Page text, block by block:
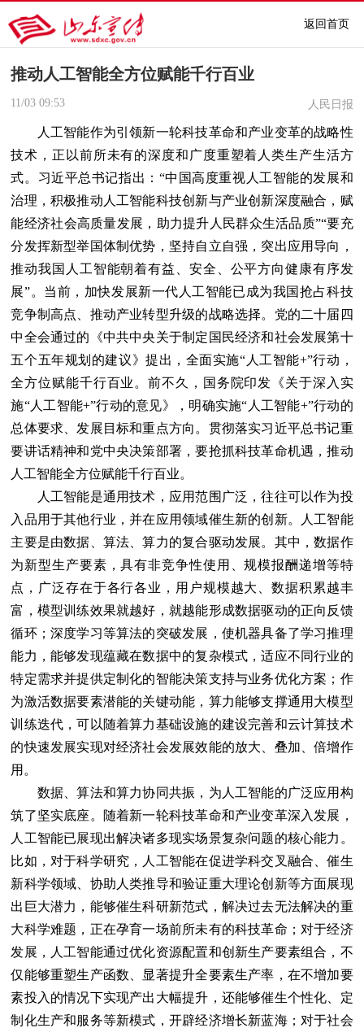
返回首页
推动人工智能全方位赋能千行百业
11/03 09:53 人民日报
人工智能作为引领新一轮科技革命和产业变革的战略性
技术，正以前所未有的深度和广度重塑着人类生产生活方
式。习近平总书记指出：“中国高度重视人工智能的发展和
治理，积极推动人工智能科技创新与产业创新深度融合，赋
能经济社会高质量发展，助力提升人民群众生活品质”“要充
分发挥新型举国体制优势，坚持自立自强，突出应用导向，
推动我国人工智能朝着有益、安全、公平方向健康有序发
展”。当前，加快发展新一代人工智能已成为我国抢占科技
竞争制高点、推动产业转型升级的战略选择。党的二十届四
中全会通过的《中共中央关于制定国民经济和社会发展第十
五个五年规划的建议》提出，全面实施“人工智能+”行动，
全方位赋能千行百业。前不久，国务院印发《关于深入实
施“人工智能+”行动的意见》，明确实施“人工智能+”行动的
总体要求、发展目标和重点方向。贯彻落实习近平总书记重
要讲话精神和党中央决策部署，要抢抓科技革命机遇，推动
人工智能全方位赋能千行百业。
人工智能是通用技术，应用范围广泛，往往可以作为投
入品用于其他行业，并在应用领域催生新的创新。人工智能
主要是由数据、算法、算力的复合驱动发展。其中，数据作
为新型生产要素，具有非竞争性使用、规模报酬递增等特
点，广泛存在于各行各业，用户规模越大、数据积累越丰
富，模型训练效果就越好，就越能形成数据驱动的正向反馈
循环；深度学习等算法的突破发展，使机器具备了学习推理
能力，能够发现蕴藏在数据中的复杂模式，适应不同行业的
特定需求并提供定制化的智能决策支持与业务优化方案；作
为激活数据要素潜能的关键动能，算力能够支撑通用大模型
训练迭代，可以随着算力基础设施的建设完善和云计算技术
的快速发展实现对经济社会发展效能的放大、叠加、倍增作
用。
数据、算法和算力协同共振，为人工智能的广泛应用构
筑了坚实底座。随着新一轮科技革命和产业变革深入发展，
人工智能已展现出解决诸多现实场景复杂问题的核心能力。
比如，对于科学研究，人工智能在促进学科交叉融合、催生
新科学领域、协助人类推导和验证重大理论创新等方面展现
出巨大潜力，能够催生科研新范式，解决过去无法解决的重
大科学难题，正在孕育一场前所未有的科技革命；对于经济
发展，人工智能通过优化资源配置和创新生产要素组合，不
仅能够重塑生产函数、显著提升全要素生产率，在不增加要
素投入的情况下实现产出大幅提升，还能够催生个性化、定
制化生产和服务等新模式，开辟经济增长新蓝海；对于社会